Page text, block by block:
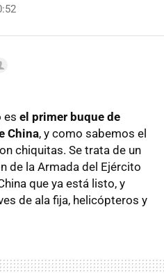
es el primer buque de
China, y como sabemos el
chiquitas. Se trata de un
de la Armada del Ejército
que ya está listo, y
de ala fija, helicópteros y